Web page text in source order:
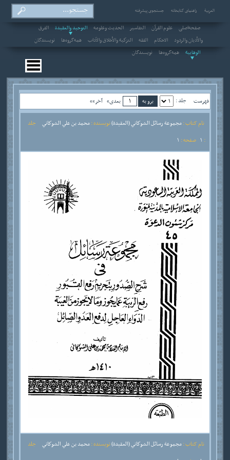
العربیة راهنمای کتابخانه جستجوی پیشرفته
صفحه‌اصلی علوم القرآن التفاسير الحديث وعلومه التوحيد والعقيدة
الفرق
والأديان والردود
الاحکام الفقه التزكية والأخلاق والآداب همه‌گروه‌ها
نویسندگان
الوهابية
همه‌گروه‌ها نویسندگان
فهرست جلد : بعدی» آخر»»
نام کتاب :مجموعة رسائل الشوكاني (العقيدة)نویسنده :محمد بن علي الشوكاني
جلد
:
صفحه :
نام کتاب :مجموعة رسائل الشوكاني (العقيدة)نویسنده :محمد بن علي الشوكاني
جلد